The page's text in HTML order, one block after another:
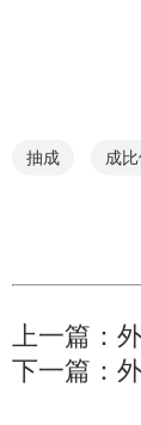
抽成 成比
上一篇：
下一篇：